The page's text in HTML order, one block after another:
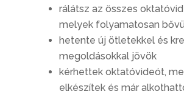
rálátsz az összes
melyek folyamatosan
hetente új ötletekkel és
megoldásokkal jövök
kérhettek oktatóvideót,
elkészítek és már